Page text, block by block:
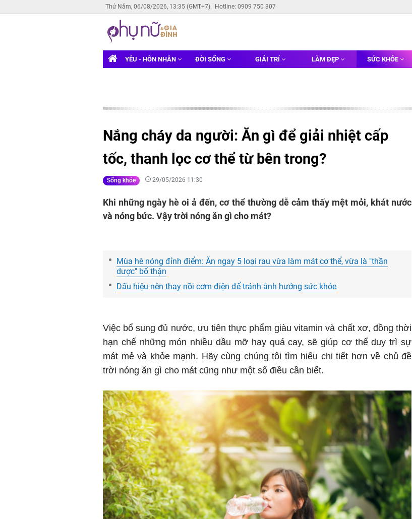
Thứ Năm, 06/08/2026, 13:35 (GMT+7) Hotline: 0909 750 307
YÊU - HÔN NHÂN ĐỜI SỐNG GIẢI TRÍ LÀM ĐẸP SỨC KHỎE
Nắng cháy da người: Ăn gì để giải nhiệt cấp
tốc, thanh lọc cơ thể từ bên trong?
Sống khỏe 29/05/2026 11:30
Khi những ngày hè oi ả đến, cơ thể thường dễ cảm thấy mệt mỏi, khát nước
và nóng bức. Vậy trời nóng ăn gì cho mát?
Mùa hè nóng đỉnh điểm: Ăn ngay 5 loại rau vừa làm mát cơ thể, vừa là "thần
dược" bổ thận
Dấu hiệu nên thay nồi cơm điện để tránh ảnh hưởng sức khỏe
Việc bổ sung đủ nước, ưu tiên thực phẩm giàu vitamin và chất xơ, đồng thời
hạn chế những món nhiều dầu mỡ hay quá cay, sẽ giúp cơ thể duy trì sự
mát mẻ và khỏe mạnh. Hãy cùng chúng tôi tìm hiểu chi tiết hơn về chủ đề
trời nóng ăn gì cho mát cũng như một số điều cần biết.